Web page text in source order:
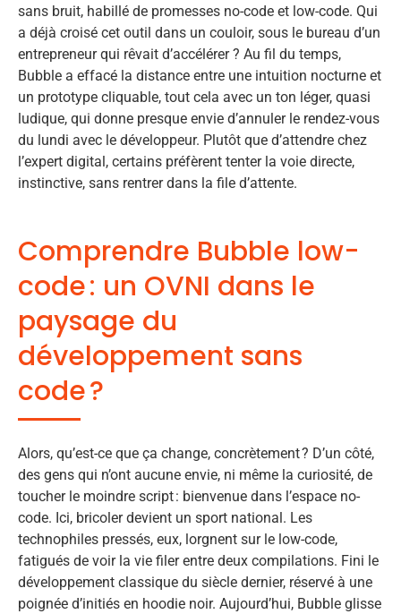
sans bruit, habillé de promesses no-code et low-code. Qui
a déjà croisé cet outil dans un couloir, sous le bureau d’un
entrepreneur qui rêvait d’accélérer ? Au fil du temps,
Bubble a effacé la distance entre une intuition nocturne et
un prototype cliquable, tout cela avec un ton léger, quasi
ludique, qui donne presque envie d’annuler le rendez-vous
du lundi avec le développeur. Plutôt que d’attendre chez
l’expert digital, certains préfèrent tenter la voie directe,
instinctive, sans rentrer dans la file d’attente.
Comprendre Bubble low-
code : un OVNI dans le
paysage du
développement sans
code ?
Alors, qu’est-ce que ça change, concrètement ? D’un côté,
des gens qui n’ont aucune envie, ni même la curiosité, de
toucher le moindre script : bienvenue dans l’espace no-
code. Ici, bricoler devient un sport national. Les
technophiles pressés, eux, lorgnent sur le low-code,
fatigués de voir la vie filer entre deux compilations. Fini le
développement classique du siècle dernier, réservé à une
poignée d’initiés en hoodie noir. Aujourd’hui, Bubble glisse